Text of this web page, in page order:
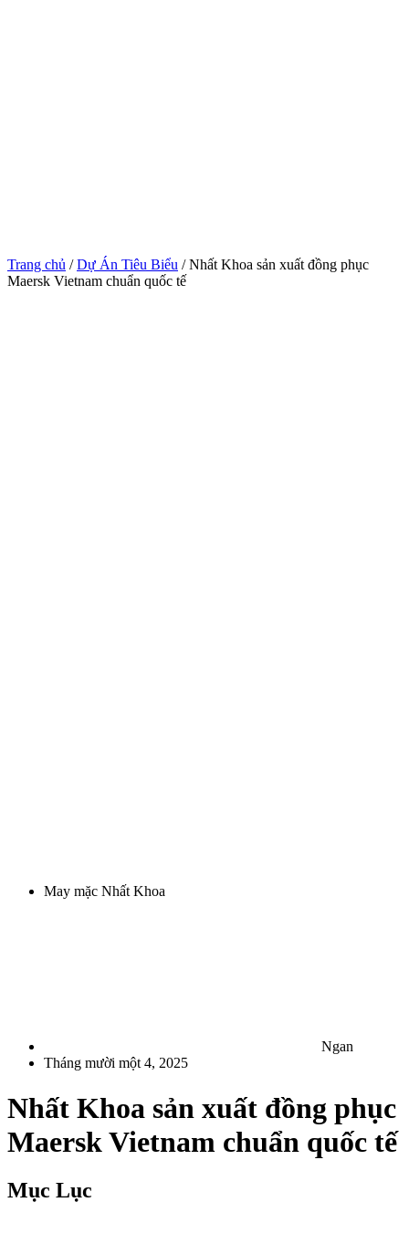
Trang chủ /Dự Án Tiêu Biểu / Nhất Khoa sản xuất đồng phục
Maersk Vietnam chuẩn quốc tế
May mặc Nhất Khoa
Ngan
Tháng mười một 4, 2025
Nhất Khoa sản xuất đồng phục
Maersk Vietnam chuẩn quốc tế
Mục Lục